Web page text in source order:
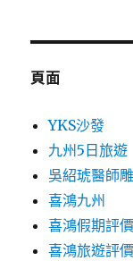
鍵
頁面
YKS沙發
九州5日旅遊
吳紹琥醫師
喜鴻九州
喜鴻假期評價
喜鴻旅遊評價